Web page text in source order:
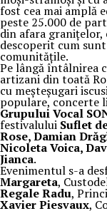
fost cea mai amplă
peste 25.000 de
din afara granițelor,
descoperit cum
comunitățile.
Pe lângă întâlnirea
artizani din toată
cu meșteșugari
populare, concerte
Grupului Vocal
festivalului Suflet
Rose, Damian
Nicoleta Voica,
Jianca.
Evenimentul s-a
Margareta,
Regale Radu,
Xavier Piesvaux,